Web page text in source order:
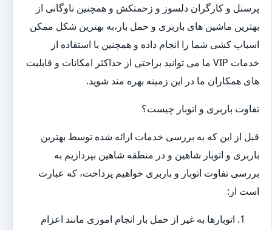
پرسنل و کارگران دلسوز و زحمتکش و همچنین ناوگانی از
بهترین ماشین های باربری و حمل بار،به بهترین شکل ممکن
اسباب کشی شما را انجام داده و همچنین با استفاده از
خدمات VIP ما می توانید براحتی از حداکثر امکانات و قابلیت
های همکاران ما در این زمینه بهره مند شوید.
تفاوت باربری و اتوبار چیست؟
قبل از این که به بررسی خدمات ارائه شده توسط بهترین
باربری و اتوبار شاهین و در منطقه شاهین بپردازیم به
بررسی تفاوت اتوبار و باربری خواهیم پرداخت، که عبارت
است از:
اتوبارها به غیر از حمل بار انجام اموری مانند اعزام